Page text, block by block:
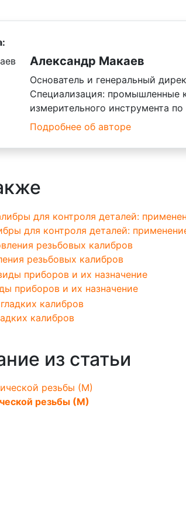
Александр Макаев
Основатель и генеральный
Специализация: промышленные
измерительного инструмента
Подробнее об авторе
для контроля деталей:
резьбовых калибров
приборов и их назначение
калибров
из статьи
резьбы (М)